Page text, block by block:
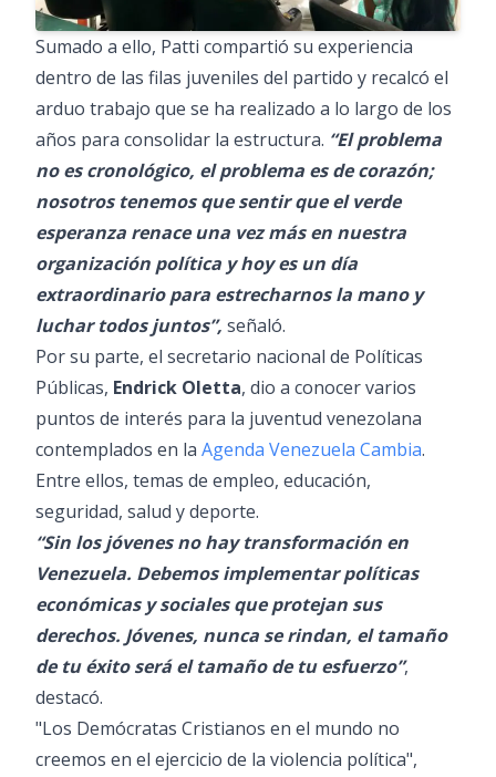
Sumado a ello, Patti compartió su experiencia
dentro de las filas juveniles del partido y recalcó el
arduo trabajo que se ha realizado a lo largo de los
años para consolidar la estructura. “El problema
no es cronológico, el problema es de corazón;
nosotros tenemos que sentir que el verde
esperanza renace una vez más en nuestra
organización política y hoy es un día
extraordinario para estrecharnos la mano y
luchar todos juntos”, señaló.
Por su parte, el secretario nacional de Políticas
Públicas, Endrick Oletta, dio a conocer varios
puntos de interés para la juventud venezolana
contemplados en la Agenda Venezuela Cambia.
Entre ellos, temas de empleo, educación,
seguridad, salud y deporte.
“Sin los jóvenes no hay transformación en
Venezuela. Debemos implementar políticas
económicas y sociales que protejan sus
derechos. Jóvenes, nunca se rindan, el tamaño
de tu éxito será el tamaño de tu esfuerzo”,
destacó.
"Los Demócratas Cristianos en el mundo no
creemos en el ejercicio de la violencia política",